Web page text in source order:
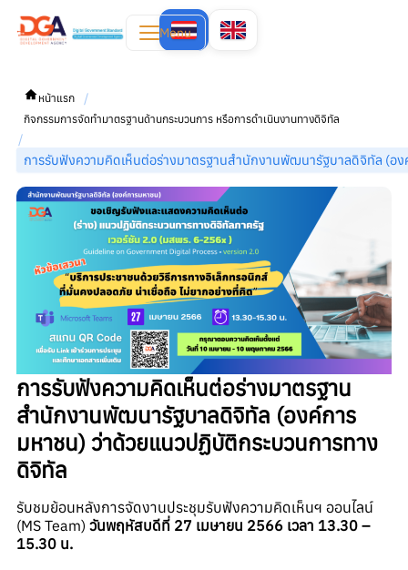
Menu
หน้าแรก /
กิจกรรมการจัดทำมาตรฐานด้านกระบวนการ หรือการดำเนินงานทางดิจิทัล
/
การรับฟังความคิดเห็นต่อร่างมาตรฐานสำนักงานพัฒนารัฐบาลดิจิทัล (อ
การรับฟังความคิดเห็นต่อร่างมาตรฐาน
สำนักงานพัฒนารัฐบาลดิจิทัล (องค์การ
มหาชน) ว่าด้วยแนวปฏิบัติกระบวนการทาง
ดิจิทัล
รับชมย้อนหลังการจัดงานประชุมรับฟังความคิดเห็นฯ ออนไลน์
(MS Team) วันพฤหัสบดีที่ 27 เมษายน 2566 เวลา 13.30 –
15.30 น.